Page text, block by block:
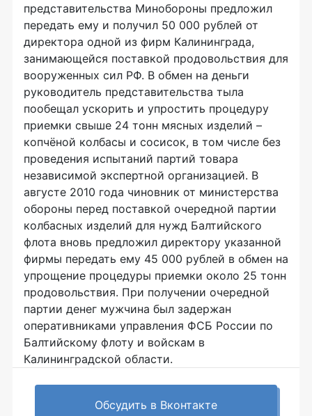
представительства Минобороны предложил
передать ему и получил 50 000 рублей от
директора одной из фирм Калининграда,
занимающейся поставкой продовольствия для
вооруженных сил РФ. В обмен на деньги
руководитель представительства тыла
пообещал ускорить и упростить процедуру
приемки свыше 24 тонн мясных изделий –
копчёной колбасы и сосисок, в том числе без
проведения испытаний партий товара
независимой экспертной организацией. В
августе 2010 года чиновник от министерства
обороны перед поставкой очередной партии
колбасных изделий для нужд Балтийского
флота вновь предложил директору указанной
фирмы передать ему 45 000 рублей в обмен на
упрощение процедуры приемки около 25 тонн
продовольствия. При получении очередной
партии денег мужчина был задержан
оперативниками управления ФСБ России по
Балтийскому флоту и войскам в
Калининградской области.
Обсудить в Вконтакте